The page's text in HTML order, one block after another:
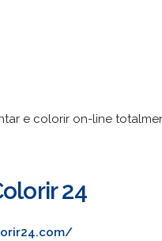
e colorir on-line
24